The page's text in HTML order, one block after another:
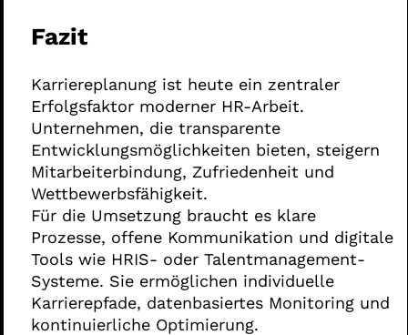
Fazit
Karriereplanung ist heute ein zentraler
Erfolgsfaktor moderner HR-Arbeit.
Unternehmen, die transparente
Entwicklungsmöglichkeiten bieten, steigern
Mitarbeiterbindung, Zufriedenheit und
Wettbewerbsfähigkeit.
Für die Umsetzung braucht es klare
Prozesse, offene Kommunikation und digitale
Tools wie HRIS- oder Talentmanagement-
Systeme. Sie ermöglichen individuelle
Karrierepfade, datenbasiertes Monitoring und
kontinuierliche Optimierung.